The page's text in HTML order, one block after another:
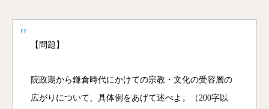
【問題】
院政期から鎌倉時代にかけての宗教・文化の受容層の
広がりについて、具体例をあげて述べよ。（200字以